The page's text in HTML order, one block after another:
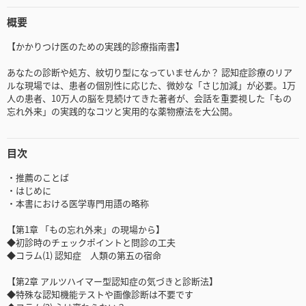
概要
【かかりつけ医のための実践的診療指南書】
あなたの診断や処方、紋切り型になっていませんか？ 認知症診療のリア
ルな現場では、患者の個別性に応じた、微妙な「さじ加減」が必要。1万
人の患者、10万人の脳を見続けてきた著者が、会話を重要視した「もの
忘れ外来」の実践的なコツと実用的な薬物療法を大公開。
目次
・推薦のことば
・はじめに
・本書における医学専門用語の略称
【第1章 「もの忘れ外来」の現場から】
◆初診時のチェックポイントと問診の工夫
◆コラム(1) 認知症 人類の第五の宿命
【第2章 アルツハイマー型認知症の気づきと診断法】
◆特殊な認知機能テストや画像診断は不要です